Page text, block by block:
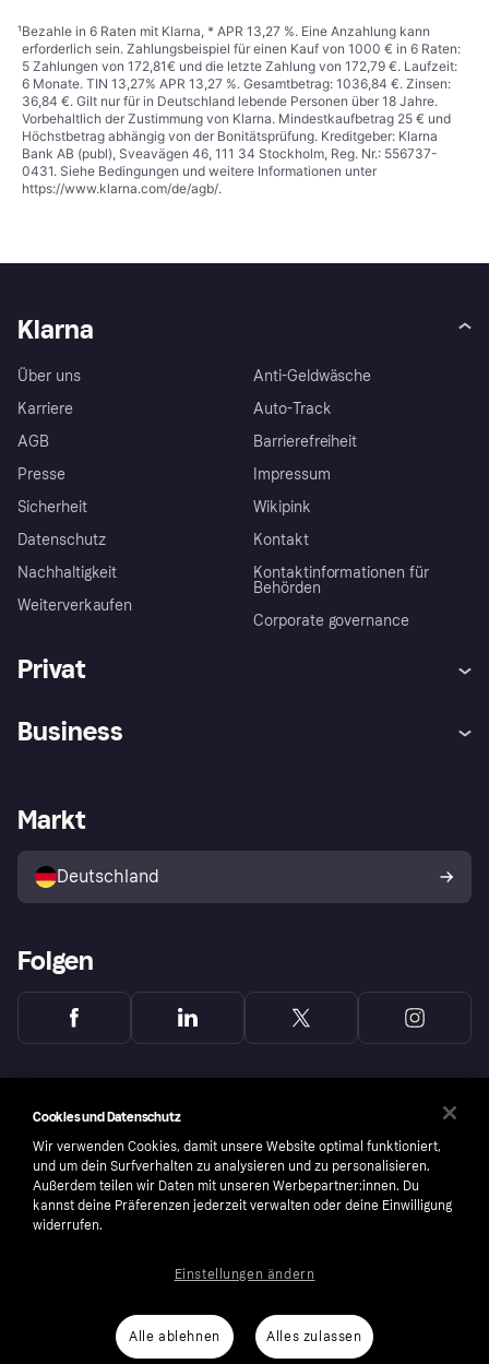
¹Bezahle in 6 Raten mit Klarna, * APR 13,27 %. Eine Anzahlung kann
erforderlich sein. Zahlungsbeispiel für einen Kauf von 1000 € in 6 Raten:
5 Zahlungen von 172,81€ und die letzte Zahlung von 172,79 €. Laufzeit:
6 Monate. TIN 13,27% APR 13,27 %. Gesamtbetrag: 1036,84 €. Zinsen:
36,84 €. Gilt nur für in Deutschland lebende Personen über 18 Jahre.
Vorbehaltlich der Zustimmung von Klarna. Mindestkaufbetrag 25 € und
Höchstbetrag abhängig von der Bonitätsprüfung. Kreditgeber: Klarna
Bank AB (publ), Sveavägen 46, 111 34 Stockholm, Reg. Nr.: 556737-
0431. Siehe Bedingungen und weitere Informationen unter
https://www.klarna.com/de/agb/.
Klarna
Über uns
Karriere
AGB
Presse
Sicherheit
Datenschutz
Nachhaltigkeit
Weiterverkaufen
Anti-Geldwäsche
Auto-Track
Barrierefreiheit
Impressum
Wikipink
Kontakt
Kontaktinformationen für
Behörden
Corporate governance
Privat
Klarna App
Shops entdecken
Käuferschutzrichtlinie
Dein Widerrufsrecht
Business
Händlerportal
Markt
Deutschland
Folgen
number: 556737-0431
Nutzungsbedingungen CookiesKlarna.com
Cookies und Datenschutz
Wir verwenden Cookies, damit unsere Website optimal funktioniert,
und um dein Surfverhalten zu analysieren und zu personalisieren.
Außerdem teilen wir Daten mit unseren Werbepartner:innen. Du
kannst deine Präferenzen jederzeit verwalten oder deine Einwilligung
widerrufen.
Alle ablehnen Alles zulassen
Einstellungen ändern